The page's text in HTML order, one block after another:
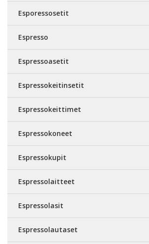
Esporessosetit
Espresso
Espressoasetit
Espressokeitinsetit
Espressokeittimet
Espressokoneet
Espressokupit
Espressolaitteet
Espressolasit
Espressolautaset